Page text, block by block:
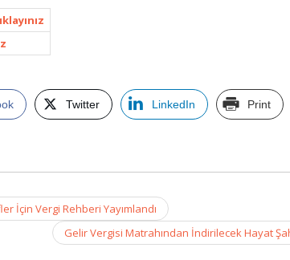
Twitter LinkedIn Print
İçin Vergi Rehberi Yayımlandı
Gelir Vergisi Matrahından İndirilecek Hayat